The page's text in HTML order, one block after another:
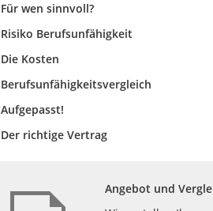
Für wen sinnvoll?
Risiko Berufsunfähigkeit
Die Kosten
Berufsunfähigkeitsvergleich
Aufgepasst!
Der richtige Vertrag
Angebot und